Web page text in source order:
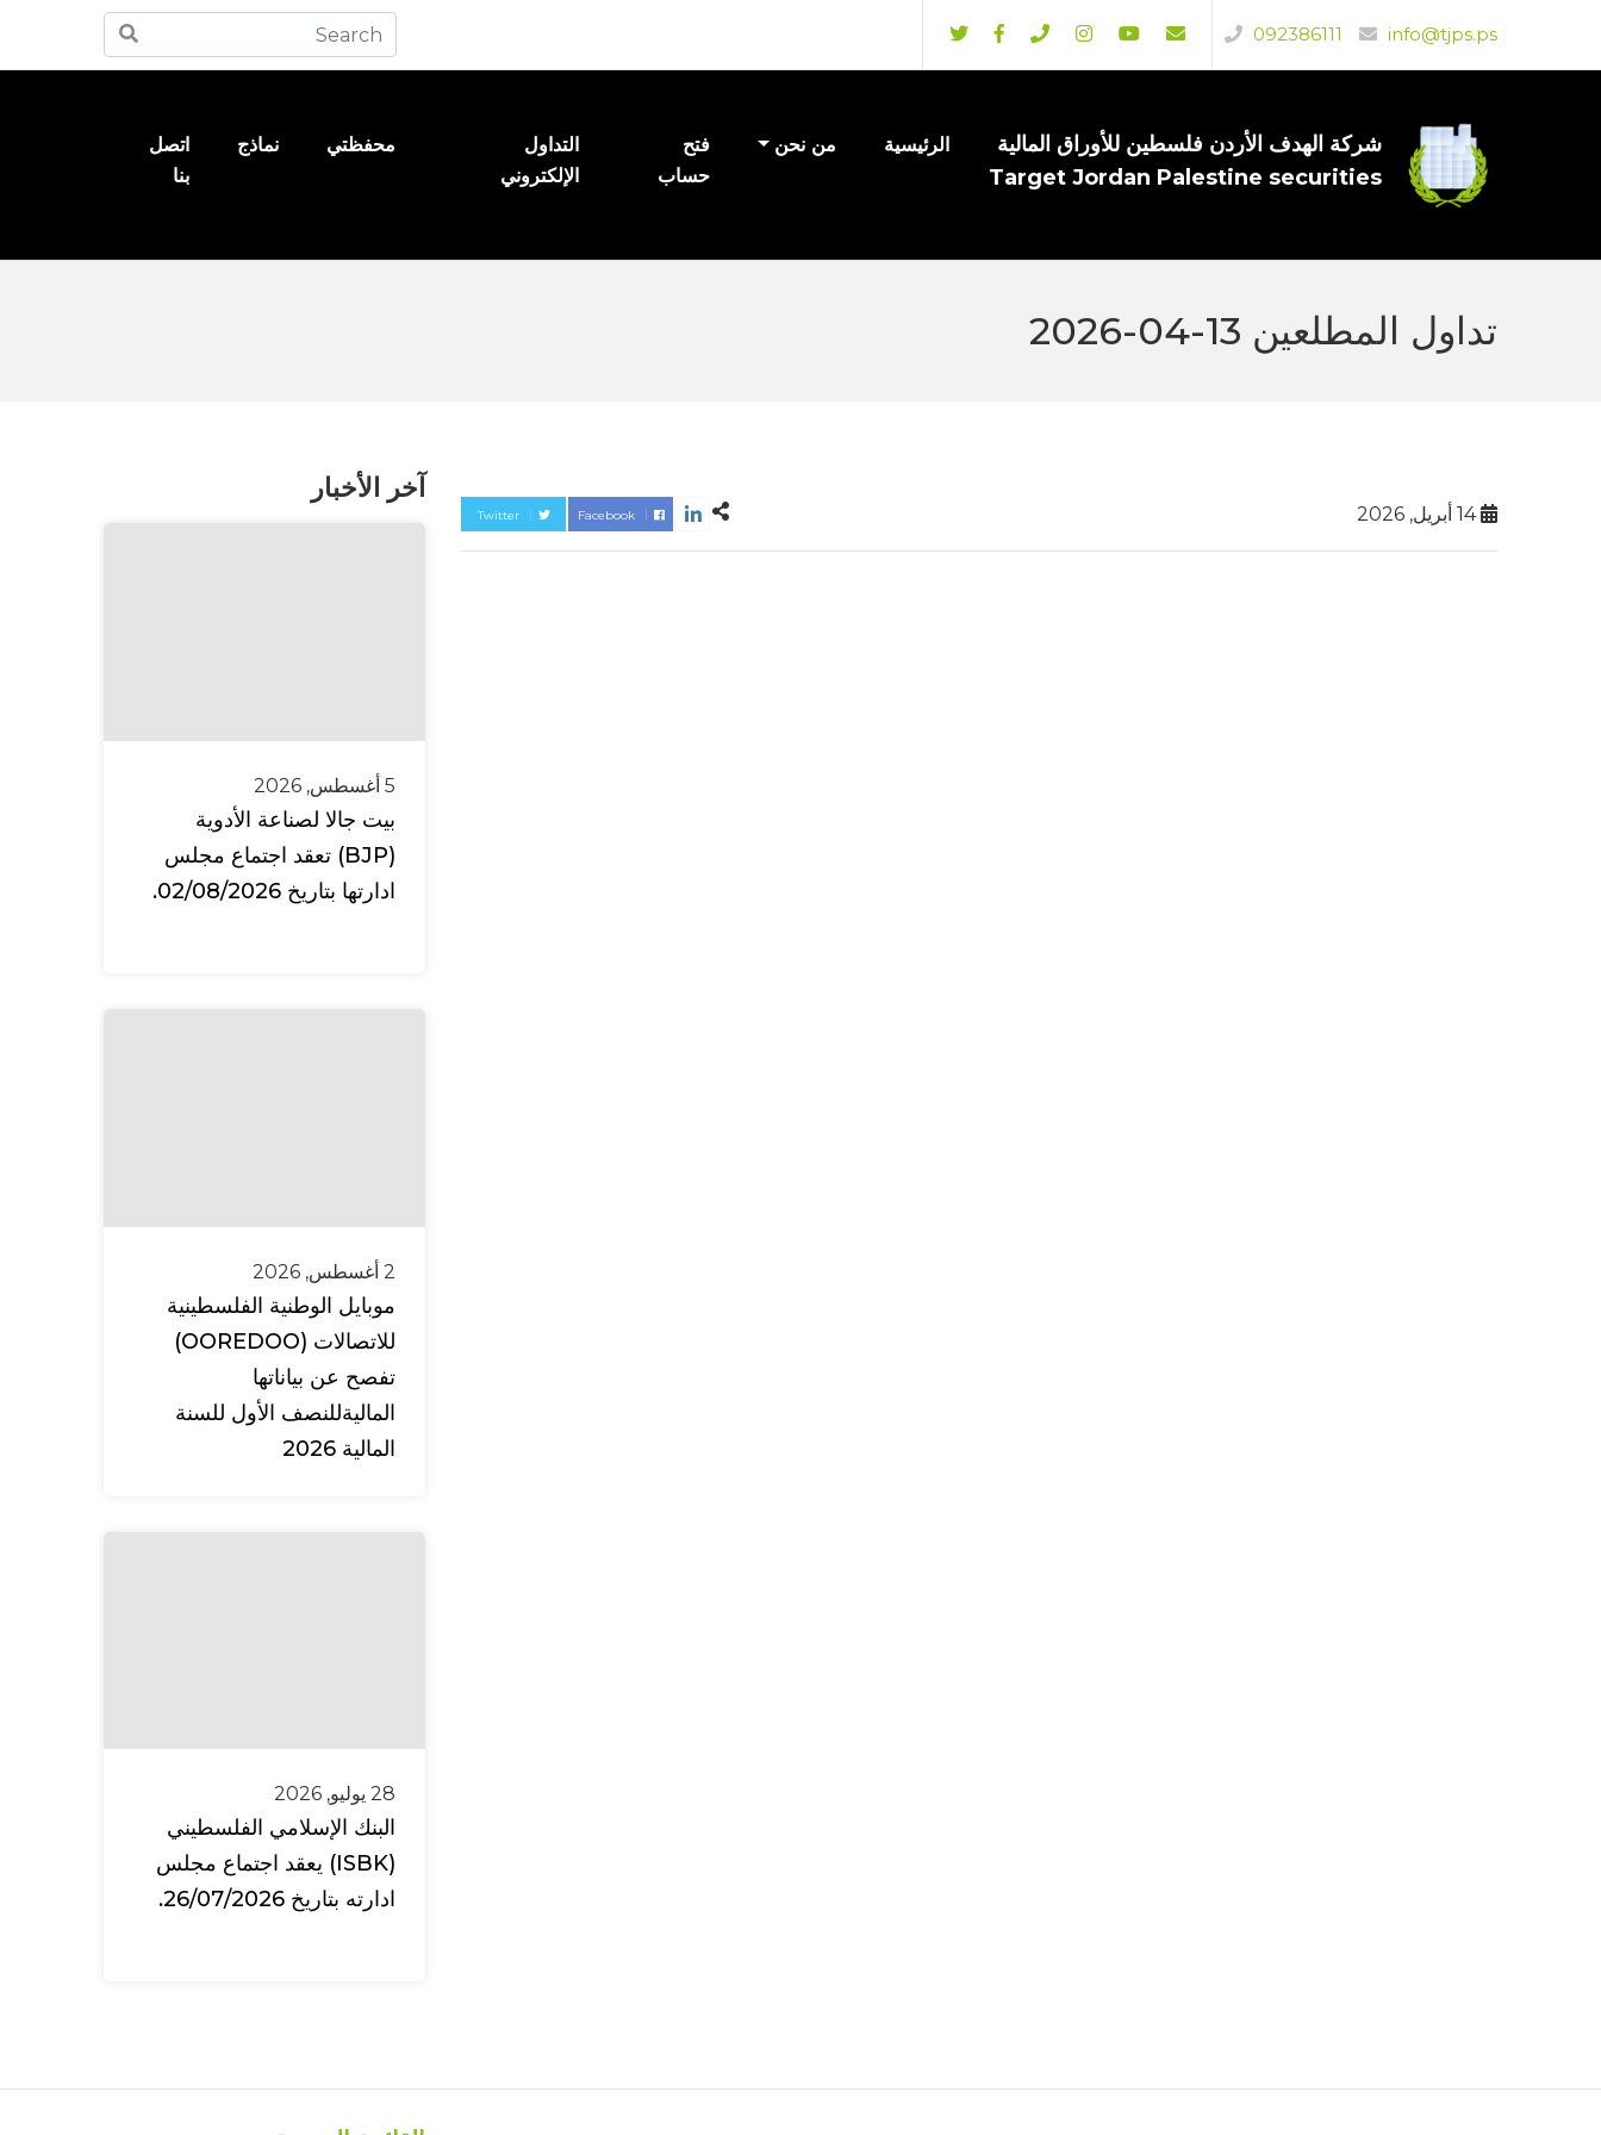
info@tjps.ps
092386111
شركة الهدف الأردن فلسطين للأوراق المالية
Target Jordan Palestine securities
الرئيسية من نحن
فتح
حساب
التداول
الإلكتروني
محفظتي نماذج
اتصل
بنا
تداول المطلعين 13-04-2026
14 أبريل, 2026 Twitter Facebook
آخر الأخبار
5 أغسطس, 2026
بيت جالا لصناعة الأدوية
(BJP) تعقد اجتماع مجلس
ادارتها بتاريخ 02/08/2026.
2 أغسطس, 2026
موبايل الوطنية الفلسطينية
للاتصالات (OOREDOO)
تفصح عن بياناتها
الماليةللنصف الأول للسنة
المالية 2026
28 يوليو, 2026
البنك الإسلامي الفلسطيني
(ISBK) يعقد اجتماع مجلس
ادارته بتاريخ 26/07/2026.